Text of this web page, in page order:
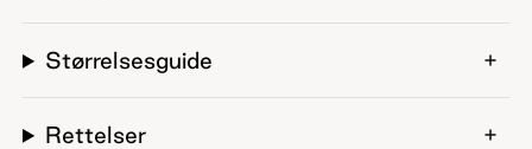
Størrelsesguide
Rettelser